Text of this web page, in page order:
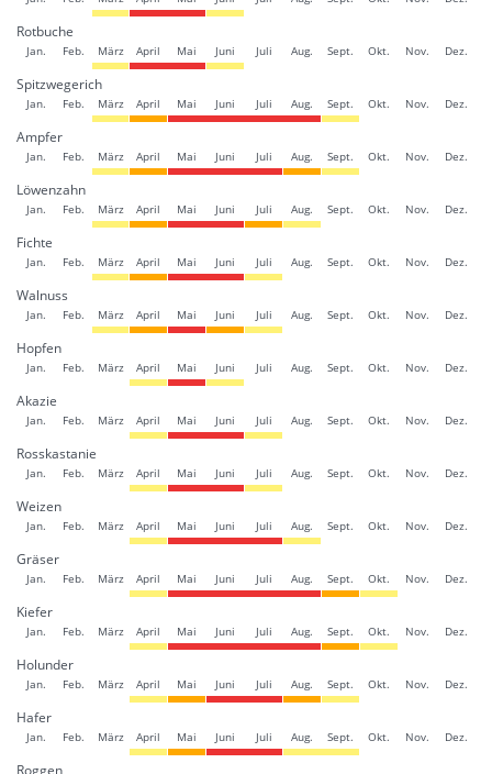
Rotbuche
Jan. Feb. März April Mai Juni Juli Aug. Sept. Okt. Nov. Dez.
Spitzwegerich
Jan. Feb. März April Mai Juni Juli Aug. Sept. Okt. Nov. Dez.
Ampfer
Jan. Feb. März April Mai Juni Juli Aug. Sept. Okt. Nov. Dez.
Löwenzahn
Jan. Feb. März April Mai Juni Juli Aug. Sept. Okt. Nov. Dez.
Fichte
Jan. Feb. März April Mai Juni Juli Aug. Sept. Okt. Nov. Dez.
Walnuss
Jan. Feb. März April Mai Juni Juli Aug. Sept. Okt. Nov. Dez.
Hopfen
Jan. Feb. März April Mai Juni Juli Aug. Sept. Okt. Nov. Dez.
Akazie
Jan. Feb. März April Mai Juni Juli Aug. Sept. Okt. Nov. Dez.
Rosskastanie
Jan. Feb. März April Mai Juni Juli Aug. Sept. Okt. Nov. Dez.
Weizen
Jan. Feb. März April Mai Juni Juli Aug. Sept. Okt. Nov. Dez.
Gräser
Jan. Feb. März April Mai Juni Juli Aug. Sept. Okt. Nov. Dez.
Kiefer
Jan. Feb. März April Mai Juni Juli Aug. Sept. Okt. Nov. Dez.
Holunder
Jan. Feb. März April Mai Juni Juli Aug. Sept. Okt. Nov. Dez.
Hafer
Jan. Feb. März April Mai Juni Juli Aug. Sept. Okt. Nov. Dez.
Roggen